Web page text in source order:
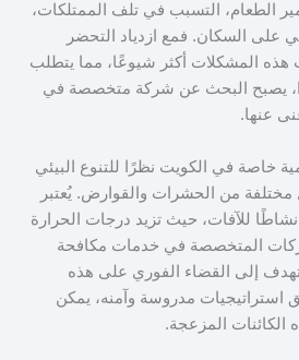
الطعام، التسبب في تلف الممتلكات،
على السكان. فمع ازدياد التحضر
هذه المشكلات أكثر شيوعًا، مما يتطلب
يصبح البحث عن شركة متخصصة في
عنها.
خاصة في الكويت نظرًا للتنوع البيئي
مختلفة من الحشرات والقوارض. يُعتبر
للآفات، حيث تزيد درجات الحرارة
المتخصصة في خدمات مكافحة
تهدف إلى القضاء الفوري على هذه
استراتيجيات مدروسة وآمنه، يمكن
الكائنات المزعجة.